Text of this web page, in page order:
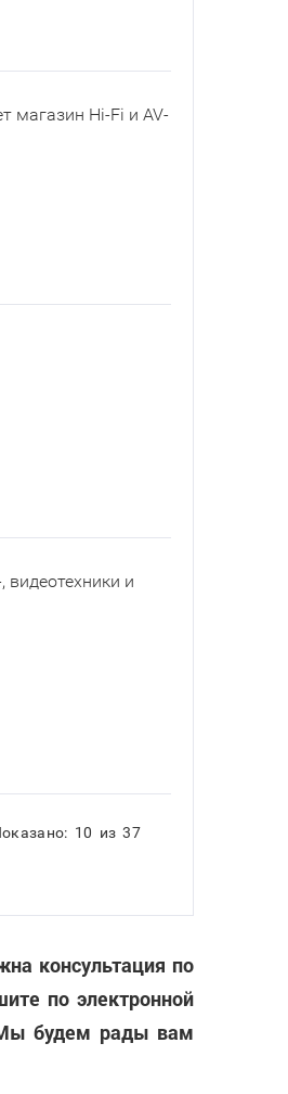
магазин Hi-Fi и AV-
видеотехники и
10 из 37
консультация по
по электронной
будем рады вам